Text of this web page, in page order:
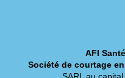
AFI
Société de courtage